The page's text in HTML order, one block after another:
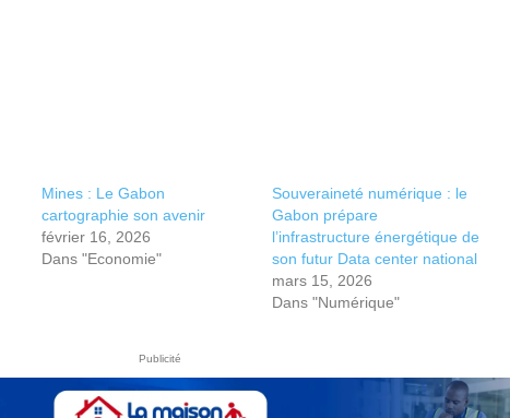
Mines : Le Gabon
cartographie son avenir
février 16, 2026
Dans "Economie"
Souveraineté numérique : le
Gabon prépare
l’infrastructure énergétique de
son futur Data center national
mars 15, 2026
Dans "Numérique"
Publicité